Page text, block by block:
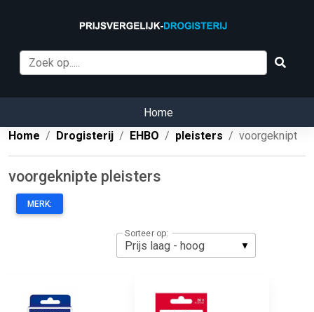
Home
Home
Drogisterij EHBO pleisters voorgeknipt
voorgeknipte pleisters
MERK:
Sorteer op: